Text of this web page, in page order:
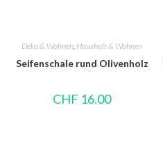
Deko & Wohnen, Haushalt & Wohnen
Seifenschale rund Olivenholz
CHF 16.00